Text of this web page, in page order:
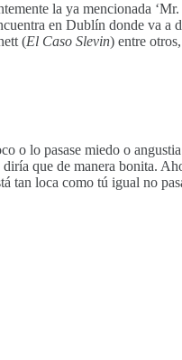
la ya mencionada ‘Mr.
en Dublín donde va a
(El Caso Slevin) entre
o lo pasase miedo o
que de manera bonita.
tan loca como tú igual no